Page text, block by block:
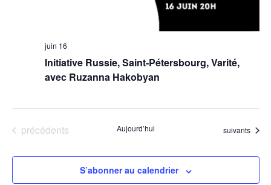
Initiative Russie, Saint-Pétersbourg, Varité,
avec Ruzanna Hakobyan
juin 16
Évènements
précédents Aujourd’hui Évènements
suivants
S’abonner au calendrier
Ce site utilise des cookies.
Nous avons attendu d'être sûrs que le contenu du site vous